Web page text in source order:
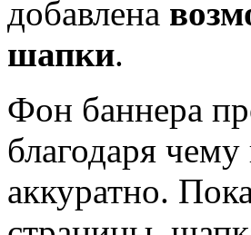
добавлена
шапки.
Фон баннера
благодаря
аккуратно.